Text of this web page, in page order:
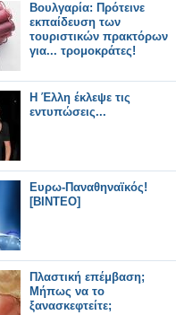
Βουλγαρία: Πρότεινε
εκπαίδευση των
τουριστικών πρακτόρων
για... τρομοκράτες!
Η Έλλη έκλεψε τις
εντυπώσεις...
Ευρω-Παναθηναϊκός!
[ΒΙΝΤΕΟ]
Πλαστική επέμβαση;
Μήπως να το
ξανασκεφτείτε;